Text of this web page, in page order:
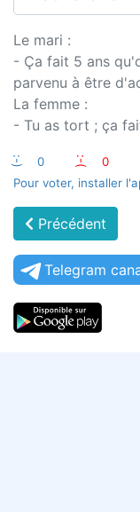
Le mari :
- Ça fait 5 ans
parvenu à être
La femme :
- Tu as tort ; ça
:-) 0 :-(
0
Pour voter, installer
Précédent
Telegram